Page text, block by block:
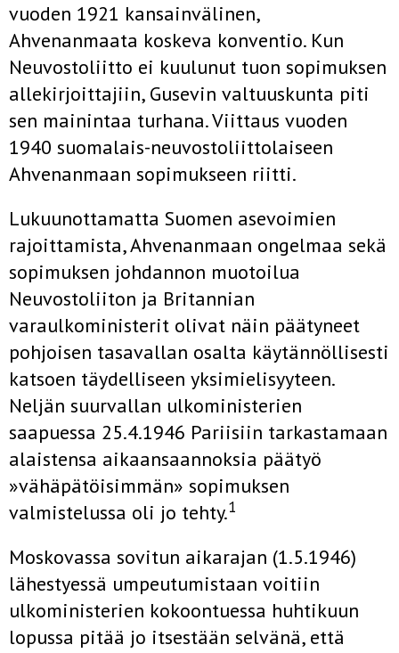
vuoden 1921 kansainvälinen,
Ahvenanmaata koskeva konventio. Kun
Neuvostoliitto ei kuulunut tuon sopimuksen
allekirjoittajiin, Gusevin valtuuskunta piti
sen mainintaa turhana. Viittaus vuoden
1940 suomalais-neuvostoliittolaiseen
Ahvenanmaan sopimukseen riitti.
Lukuunottamatta Suomen asevoimien
rajoittamista, Ahvenanmaan ongelmaa sekä
sopimuksen johdannon muotoilua
Neuvostoliiton ja Britannian
varaulkoministerit olivat näin päätyneet
pohjoisen tasavallan osalta käytännöllisesti
katsoen täydelliseen yksimielisyyteen.
Neljän suurvallan ulkoministerien
saapuessa 25.4.1946 Pariisiin tarkastamaan
alaistensa aikaansaannoksia päätyö
»vähäpätöisimmän» sopimuksen
valmistelussa oli jo tehty.1
Moskovassa sovitun aikarajan (1.5.1946)
lähestyessä umpeutumistaan voitiin
ulkoministerien kokoontuessa huhtikuun
lopussa pitää jo itsestään selvänä, että